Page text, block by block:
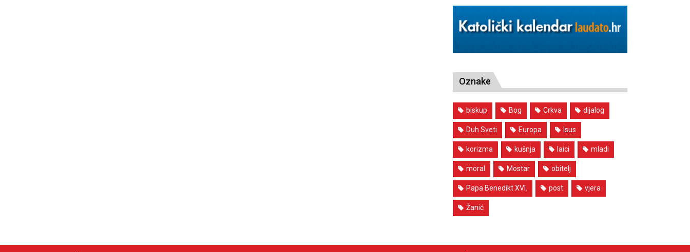
Oznake
biskup Bog Crkva dijalog
Duh Sveti Europa Isus
korizma kušnja laici mladi
moral Mostar obitelj
Papa Benedikt XVI. post vjera
Žanić